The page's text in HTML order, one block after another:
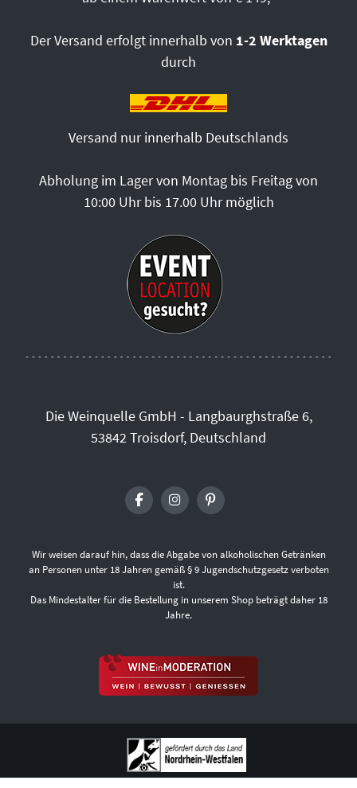
Der Versand erfolgt innerhalb von 1-2 Werktagen
durch
Versand nur innerhalb Deutschlands
Abholung im Lager von Montag bis Freitag von
10:00 Uhr bis 17.00 Uhr möglich
Die Weinquelle GmbH - Langbaurghstraße 6,
53842 Troisdorf, Deutschland
Wir weisen darauf hin, dass die Abgabe von alkoholischen Getränken
an Personen unter 18 Jahren gemäß § 9 Jugendschutzgesetz verboten
ist.
Das Mindestalter für die Bestellung in unserem Shop beträgt daher 18
Jahre.